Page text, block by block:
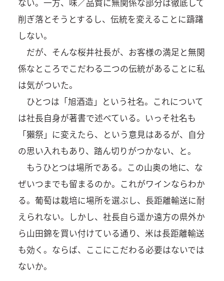
削ぎ落とそうとするし、伝統を変えることに躊躇
しない。
だが、そんな桜井社長が、お客様の満足と無関
係なところでこだわる二つの伝統があることに私
は気がついた。
ひとつは「旭酒造」という社名。これについて
は社長自身が著書で述べている。いっそ社名も
「獺祭」に変えたら、という意見はあるが、自分
の思い入れもあり、踏ん切りがつかない、と。
もうひとつは場所である。この山奥の地に、な
ぜいつまでも留まるのか。これがワインならわか
る。葡萄は栽培に場所を選ぶし、長距離輸送に耐
えられない。しかし、社長自ら遥か遠方の県外か
ら山田錦を買い付けている通り、米は長距離輸送
も効く。ならば、ここにこだわる必要はないでは
ないか。